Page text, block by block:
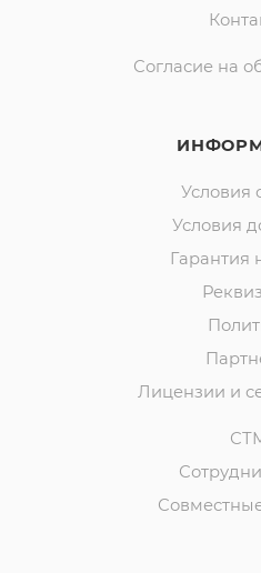
Согласие на
Условия
Условия
Гарантия
Лицензии и